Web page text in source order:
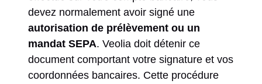
devez normalement avoir signé une
autorisation de prélèvement ou un
mandat SEPA. Veolia doit détenir ce
document comportant votre signature et vos
coordonnées bancaires. Cette procédure